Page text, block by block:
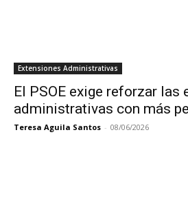
Extensiones Administrativas
El PSOE exige reforzar las
administrativas con más
Teresa Aguila Santos - 08/06/2026